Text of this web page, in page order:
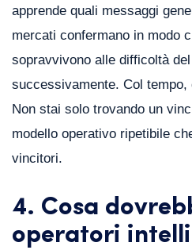
apprende quali messaggi
mercati confermano in modo
sopravvivono alle difficoltà
successivamente. Col
Non stai solo trovando un
modello operativo ripetibile
vincitori.
4. Cosa
operatori